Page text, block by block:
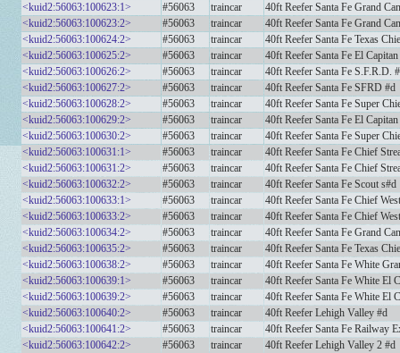
<kuid2:56063:100623:1>
#56063 traincar
40ft Reefer Santa Fe Grand
<kuid2:56063:100623:2>
#56063 traincar
40ft Reefer Santa Fe Grand
<kuid2:56063:100624:2>
#56063 traincar
40ft Reefer Santa Fe Texas
<kuid2:56063:100625:2>
#56063 traincar
40ft Reefer Santa Fe El
<kuid2:56063:100626:2>
#56063 traincar
40ft Reefer Santa Fe S.F.R.D.
<kuid2:56063:100627:2>
#56063 traincar
40ft Reefer Santa Fe SFRD #d
<kuid2:56063:100628:2>
#56063 traincar
40ft Reefer Santa Fe Super
<kuid2:56063:100629:2>
#56063 traincar
40ft Reefer Santa Fe El
<kuid2:56063:100630:2>
#56063 traincar
40ft Reefer Santa Fe Super
<kuid2:56063:100631:1>
#56063 traincar
40ft Reefer Santa Fe Chief
<kuid2:56063:100631:2>
#56063 traincar
40ft Reefer Santa Fe Chief
<kuid2:56063:100632:2>
#56063 traincar
40ft Reefer Santa Fe Scout s#d
<kuid2:56063:100633:1>
#56063 traincar
40ft Reefer Santa Fe Chief
<kuid2:56063:100633:2>
#56063 traincar
40ft Reefer Santa Fe Chief
<kuid2:56063:100634:2>
#56063 traincar
40ft Reefer Santa Fe Grand
<kuid2:56063:100635:2>
#56063 traincar
40ft Reefer Santa Fe Texas
<kuid2:56063:100638:2>
#56063 traincar
40ft Reefer Santa Fe White
<kuid2:56063:100639:1>
#56063 traincar
40ft Reefer Santa Fe White El
<kuid2:56063:100639:2>
#56063 traincar
40ft Reefer Santa Fe White El
<kuid2:56063:100640:2>
#56063 traincar
40ft Reefer Lehigh Valley #d
<kuid2:56063:100641:2>
#56063 traincar
40ft Reefer Santa Fe Railway
<kuid2:56063:100642:2>
#56063 traincar
40ft Reefer Lehigh Valley 2 #d